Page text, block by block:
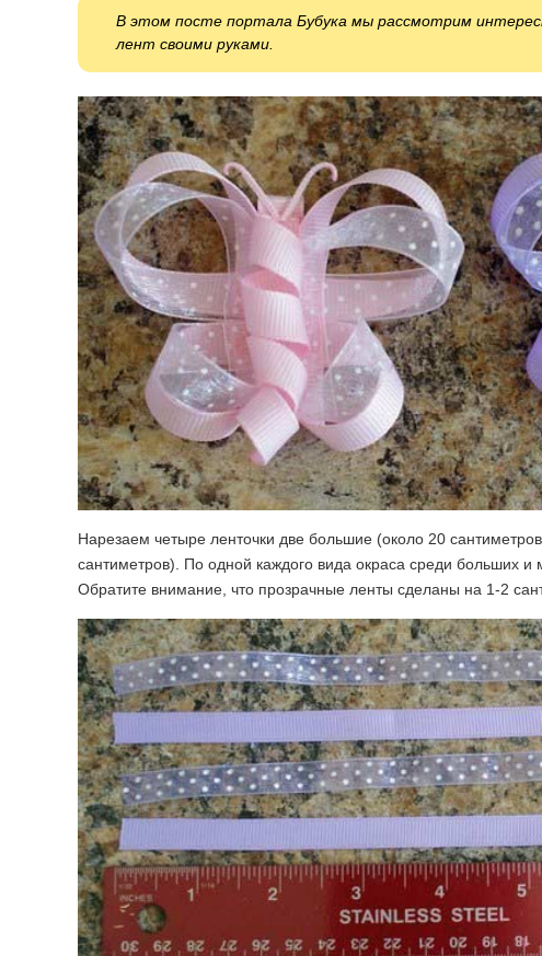
В этом посте портала Бубука мы рассмотрим
лент своими руками.
Нарезаем четыре ленточки две большие (около 20
сантиметров). По одной каждого вида окраса среди больших и
Обратите внимание, что прозрачные ленты сделаны на 1-2